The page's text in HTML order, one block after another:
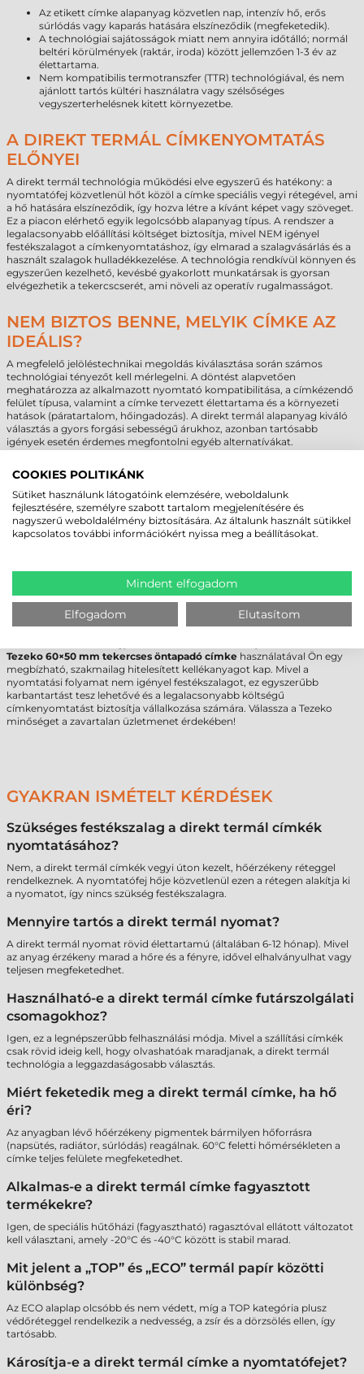
Az etikett címke alapanyag közvetlen nap, intenzív hő, erős
súrlódás vagy kaparás hatására elszíneződik (megfeketedik).
A technológiai sajátosságok miatt nem annyira időtálló; normál
beltéri körülmények (raktár, iroda) között jellemzően 1-3 év az
élettartama.
Nem kompatibilis termotranszfer (TTR) technológiával, és nem
ajánlott tartós kültéri használatra vagy szélsőséges
vegyszerterhelésnek kitett környezetbe.
A DIREKT TERMÁL CÍMKENYOMTATÁS
ELŐNYEI
A direkt termál technológia működési elve egyszerű és hatékony: a
nyomtatófej közvetlenül hőt közöl a címke speciális vegyi rétegével, ami
a hő hatására elszíneződik, így hozva létre a kívánt képet vagy szöveget.
Ez a piacon elérhető egyik legolcsóbb alapanyag típus. A rendszer a
legalacsonyabb előállítási költséget biztosítja, mivel NEM igényel
festékszalagot a címkenyomtatáshoz, így elmarad a szalagvásárlás és a
használt szalagok hulladékkezelése. A technológia rendkívül könnyen és
egyszerűen kezelhető, kevésbé gyakorlott munkatársak is gyorsan
elvégezhetik a tekercscserét, ami növeli az operatív rugalmasságot.
NEM BIZTOS BENNE, MELYIK CÍMKE AZ
IDEÁLIS?
A megfelelő jelöléstechnikai megoldás kiválasztása során számos
technológiai tényezőt kell mérlegelni. A döntést alapvetően
meghatározza az alkalmazott nyomtató kompatibilitása, a címkézendő
felület típusa, valamint a címke tervezett élettartama és a környezeti
hatások (páratartalom, hőingadozás). A direkt termál alapanyag kiváló
választás a gyors forgási sebességű árukhoz, azonban tartósabb
igények esetén érdemes megfontolni egyéb alternatívákat.
javasolt a termotranszfer vagy műanyag alapanyagú címke használata.
egyeztetésben, hogy az Ön üzleti igényeihez leginkább illeszkedő
megoldást találjuk meg. Egyedi igények vagy nagy volumenű beszerzés
esetén kérje személyre szabott ajánlatunkat, hogy optimalizálhassa
vállalkozása költségeit és hatékonyságát.
TEZEKO TEKERCSES ÖNTAPADÓ CÍMKE -
KINEK AJÁNLOTT?
Ez a termék ideális választás azon B2B szereplők számára, akik napi
szinten nagy mennyiségben állítanak elő logisztikai bizonylatokat,
Tezeko 60×50 mm tekercses öntapadó címke használatával Ön egy
megbízható, szakmailag hitelesített kellékanyagot kap. Mivel a
nyomtatási folyamat nem igényel festékszalagot, ez egyszerűbb
karbantartást tesz lehetővé és a legalacsonyabb költségű
címkenyomtatást biztosítja vállalkozása számára. Válassza a Tezeko
minőséget a zavartalan üzletmenet érdekében!
GYAKRAN ISMÉTELT KÉRDÉSEK
Szükséges festékszalag a direkt termál címkék
nyomtatásához?
Nem, a direkt termál címkék vegyi úton kezelt, hőérzékeny réteggel
rendelkeznek. A nyomtatófej hője közvetlenül ezen a rétegen alakítja ki
a nyomatot, így nincs szükség festékszalagra.
Mennyire tartós a direkt termál nyomat?
A direkt termál nyomat rövid élettartamú (általában 6-12 hónap). Mivel
az anyag érzékeny marad a hőre és a fényre, idővel elhalványulhat vagy
teljesen megfeketedhet.
Használható-e a direkt termál címke futárszolgálati
csomagokhoz?
Igen, ez a legnépszerűbb felhasználási módja. Mivel a szállítási címkék
csak rövid ideig kell, hogy olvashatóak maradjanak, a direkt termál
technológia a leggazdaságosabb választás.
Miért feketedik meg a direkt termál címke, ha hő
éri?
Az anyagban lévő hőérzékeny pigmentek bármilyen hőforrásra
(napsütés, radiátor, súrlódás) reagálnak. 60°C feletti hőmérsékleten a
címke teljes felülete megfeketedhet.
Alkalmas-e a direkt termál címke fagyasztott
termékekre?
Igen, de speciális hűtőházi (fagyasztható) ragasztóval ellátott változatot
kell választani, amely -20°C és -40°C között is stabil marad.
Mit jelent a „TOP” és „ECO” termál papír közötti
különbség?
Az ECO alaplap olcsóbb és nem védett, míg a TOP kategória plusz
védőréteggel rendelkezik a nedvesség, a zsír és a dörzsölés ellen, így
tartósabb.
Károsítja-e a direkt termál címke a nyomtatófejet?
COOKIES POLITIKÁNK
Sütiket használunk látogatóink elemzésére, weboldalunk
fejlesztésére, személyre szabott tartalom megjelenítésére és
nagyszerű weboldalélmény biztosítására. Az általunk használt sütikkel
kapcsolatos további információkért nyissa meg a beállításokat.
Mindent elfogadom
Elfogadom Elutasítom